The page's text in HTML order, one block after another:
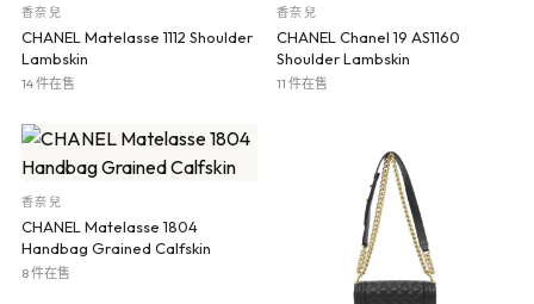
香奈兒
CHANEL Matelasse 1112 Shoulder
Lambskin
14 件在售
香奈兒
CHANEL Chanel 19 AS1160
Shoulder Lambskin
11 件在售
香奈兒
CHANEL Matelasse 1804
Handbag Grained Calfskin
8 件在售